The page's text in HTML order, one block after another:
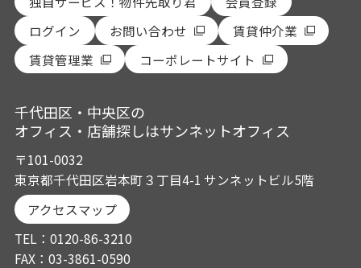
ログイン
お問い合わせ
賃貸仲介業
賃貸管理業
コーポレートサイト
千代田区・中央区の
オフィス・店舗探しはサンネットオフィス
〒101-0032
東京都千代田区岩本町３丁目4-1 サンネットビル5階
アクセスマップ
TEL：0120-86-3210
FAX：03-3861-0590